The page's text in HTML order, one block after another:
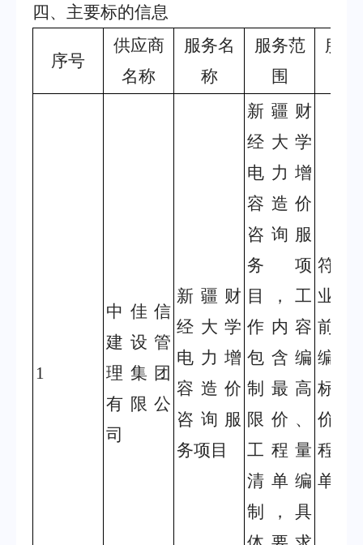
四、主要标的信息
序号
供应商
名称
服务名
称
服务范
围
服务
1
中佳信
建设管
理集团
有限公
司
新疆财
经大学
电力增
容造价
咨询服
务项目
新疆财
经大学
电力增
容造价
咨询服
务项
目，工
作内容
包含编
制最高
限价、
工程量
清单编
制，具
符
业
前
编
标
价
程
单。